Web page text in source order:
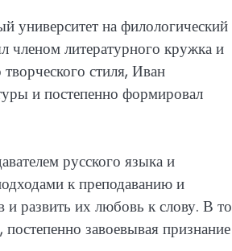
университет на филологический
членом литературного кружка и
стиля, Иван
и постепенно формировал
русского языка и
к преподаванию и
и развить их любовь к слову. В то
завоевывая признание